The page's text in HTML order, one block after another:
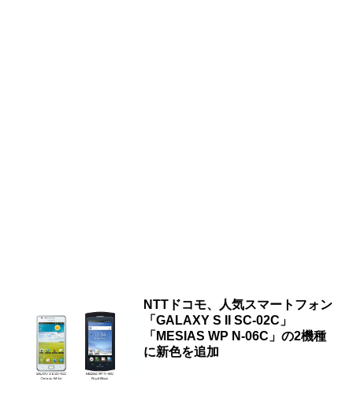
NTTドコモ、人気スマートフォン
「GALAXY S II SC-02C」
「MESIAS WP N-06C」の2機種
に新色を追加